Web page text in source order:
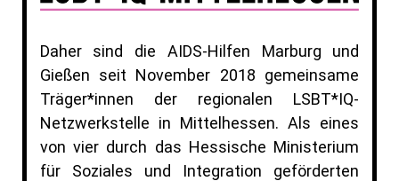
Daher sind die AIDS-Hilfen Marburg und
Gießen seit November 2018 gemeinsame
Träger*innen der regionalen LSBT*IQ-
Netzwerkstelle in Mittelhessen. Als eines
von vier durch das Hessische Ministerium
für Soziales und Integration geförderten